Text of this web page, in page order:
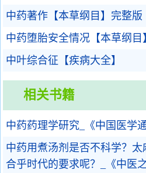
中药著作【本草纲目】完整版
中药堕胎安全情况【本草纲目
中叶综合征【疾病大全】
相关书籍
中药药理学研究_《中国医学通
中药用煮汤剂是否不科学？
合乎时代的要求呢？_《中医之